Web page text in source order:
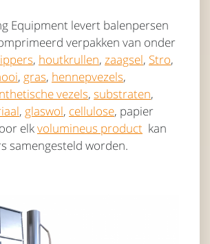
Equipment levert balenpersen
verpakken van onder
, houtkrullen, zaagsel, Stro,
, gras, hennepvezels,
vezels, substraten,
, glaswol, cellulose, papier
elkvolumineus product kan
samengesteld worden.